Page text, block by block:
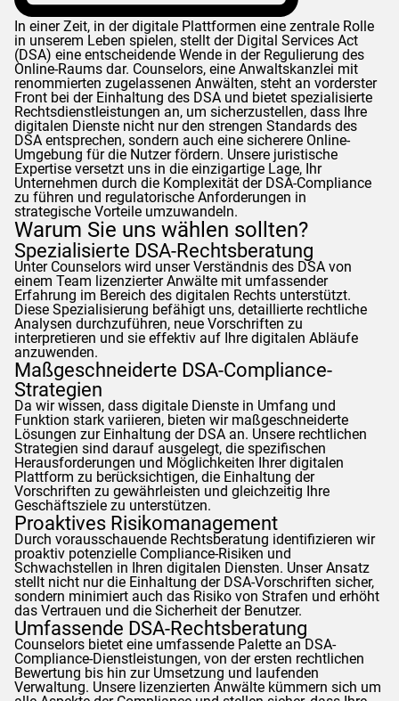
In einer Zeit, in der digitale Plattformen eine zentrale Rolle
in unserem Leben spielen, stellt der Digital Services Act
(DSA) eine entscheidende Wende in der Regulierung des
Online-Raums dar. Counselors, eine Anwaltskanzlei mit
renommierten zugelassenen Anwälten, steht an vorderster
Front bei der Einhaltung des DSA und bietet spezialisierte
Rechtsdienstleistungen an, um sicherzustellen, dass Ihre
digitalen Dienste nicht nur den strengen Standards des
DSA entsprechen, sondern auch eine sicherere Online-
Umgebung für die Nutzer fördern. Unsere juristische
Expertise versetzt uns in die einzigartige Lage, Ihr
Unternehmen durch die Komplexität der DSA-Compliance
zu führen und regulatorische Anforderungen in
strategische Vorteile umzuwandeln.
Warum Sie uns wählen sollten?
Spezialisierte DSA-Rechtsberatung
Unter Counselors wird unser Verständnis des DSA von
einem Team lizenzierter Anwälte mit umfassender
Erfahrung im Bereich des digitalen Rechts unterstützt.
Diese Spezialisierung befähigt uns, detaillierte rechtliche
Analysen durchzuführen, neue Vorschriften zu
interpretieren und sie effektiv auf Ihre digitalen Abläufe
anzuwenden.
Maßgeschneiderte DSA-Compliance-
Strategien
Da wir wissen, dass digitale Dienste in Umfang und
Funktion stark variieren, bieten wir maßgeschneiderte
Lösungen zur Einhaltung der DSA an. Unsere rechtlichen
Strategien sind darauf ausgelegt, die spezifischen
Herausforderungen und Möglichkeiten Ihrer digitalen
Plattform zu berücksichtigen, die Einhaltung der
Vorschriften zu gewährleisten und gleichzeitig Ihre
Geschäftsziele zu unterstützen.
Proaktives Risikomanagement
Durch vorausschauende Rechtsberatung identifizieren wir
proaktiv potenzielle Compliance-Risiken und
Schwachstellen in Ihren digitalen Diensten. Unser Ansatz
stellt nicht nur die Einhaltung der DSA-Vorschriften sicher,
sondern minimiert auch das Risiko von Strafen und erhöht
das Vertrauen und die Sicherheit der Benutzer.
Umfassende DSA-Rechtsberatung
Counselors bietet eine umfassende Palette an DSA-
Compliance-Dienstleistungen, von der ersten rechtlichen
Bewertung bis hin zur Umsetzung und laufenden
Verwaltung. Unsere lizenzierten Anwälte kümmern sich um